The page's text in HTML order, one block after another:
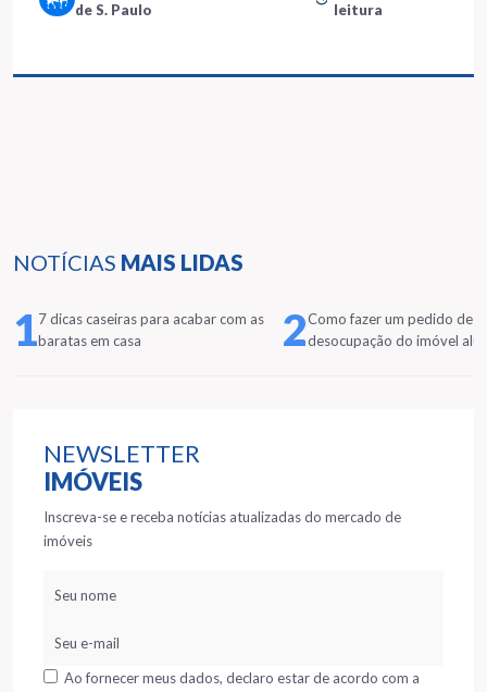
NOTÍCIAS MAIS LIDAS
17 dicas caseiras para acabar com as
baratas em casa
2Como fazer um pedido de
desocupação do imóvel
NEWSLETTER
IMÓVEIS
Inscreva-se e receba notícias atualizadas do mercado de
imóveis
Ao fornecer meus dados, declaro estar de acordo com a
de S. Paulo
leitura